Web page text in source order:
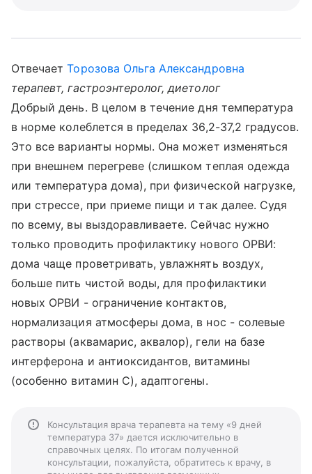
ОтвечаетТорозова Ольга Александровна
терапевт, гастроэнтеролог, диетолог
Добрый день. В целом в течение дня температура
в норме колеблется в пределах 36,2-37,2 градусов.
Это все варианты нормы. Она может изменяться
при внешнем перегреве (слишком теплая одежда
или температура дома), при физической нагрузке,
при стрессе, при приеме пищи и так далее. Судя
по всему, вы выздоравливаете. Сейчас нужно
только проводить профилактику нового ОРВИ:
дома чаще проветривать, увлажнять воздух,
больше пить чистой воды, для профилактики
новых ОРВИ - ограничение контактов,
нормализация атмосферы дома, в нос - солевые
растворы (аквамарис, аквалор), гели на базе
интерферона и антиоксидантов, витамины
(особенно витамин С), адаптогены.
Консультация врача терапевта на тему «9 дней
температура 37» дается исключительно в
справочных целях. По итогам полученной
консультации, пожалуйста, обратитесь к врачу, в